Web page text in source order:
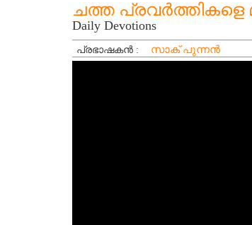
ചത്ത പ്രവർത്തികളെ
Daily Devotions
പ്രഭാഷകൻ : സാക് പുന്നൻ